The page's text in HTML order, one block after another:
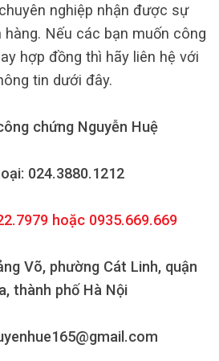
nghiệp nhận được sự
Nếu các bạn muốn công
hợp đồng thì hãy liên hệ với
tin dưới đây.
chứng Nguyễn Huệ
024.3880.1212
hoặc 0935.669.669
Võ, phường Cát Linh, quận
thành phố Hà Nội